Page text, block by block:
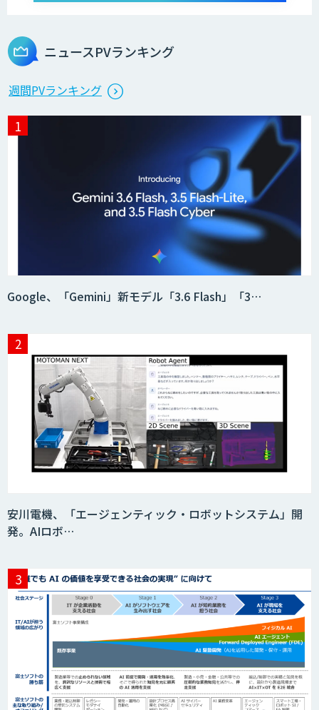
ニュースPVランキング
週間PVランキング
Google、「Gemini」新モデル「3.6 Flash」「3…
安川電機、「エージェンティック・ロボットシステム」開
発。AIロボ…